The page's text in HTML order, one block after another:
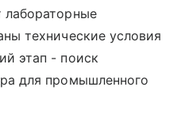
лабораторные
технические условия
этап - поиск
для промышленного